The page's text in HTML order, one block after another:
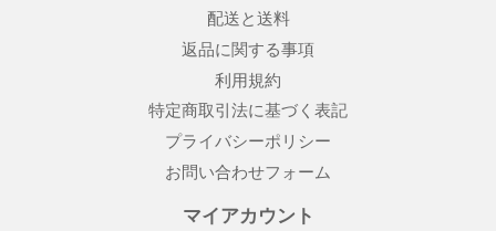
配送と送料
返品に関する事項
利用規約
特定商取引法に基づく表記
プライバシーポリシー
お問い合わせフォーム
マイアカウント